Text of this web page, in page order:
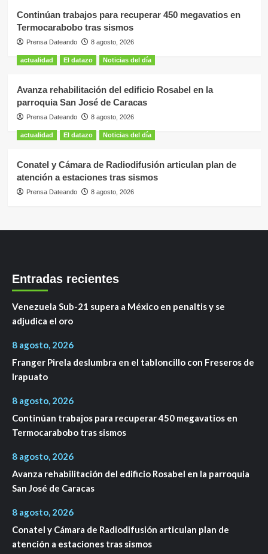
Continúan trabajos para recuperar 450 megavatios en
Termocarabobo tras sismos
Prensa Dateando 8 agosto, 2026
actualidad El datazo Noticias del día
Avanza rehabilitación del edificio Rosabel en la
parroquia San José de Caracas
Prensa Dateando 8 agosto, 2026
actualidad El datazo Noticias del día
Conatel y Cámara de Radiodifusión articulan plan de
atención a estaciones tras sismos
Prensa Dateando 8 agosto, 2026
Entradas recientes
Venezuela Sub-21 supera a México en penaltis y se
adjudica el oro
8 agosto, 2026
Franger Pirela deslumbra en el tabloncillo con Freseros de
Irapuato
8 agosto, 2026
Continúan trabajos para recuperar 450 megavatios en
Termocarabobo tras sismos
8 agosto, 2026
Avanza rehabilitación del edificio Rosabel en la parroquia
San José de Caracas
8 agosto, 2026
Conatel y Cámara de Radiodifusión articulan plan de
atención a estaciones tras sismos